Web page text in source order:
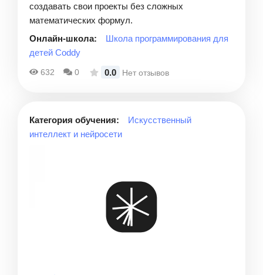
создавать свои проекты без сложных
математических формул.
Онлайн-школа:
Школа программирования для
детей Coddy
632 0 0.0 Нет отзывов
Категория обучения:
Искусственный
интеллект и нейросети